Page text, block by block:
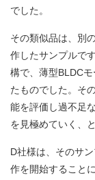
でした。
その類似品は、別
作したサンプルで
構で、薄型BLDC
たものでした。そ
能を評価し過不足
を見極めていく、
D社様は、そのサ
作を開始すること